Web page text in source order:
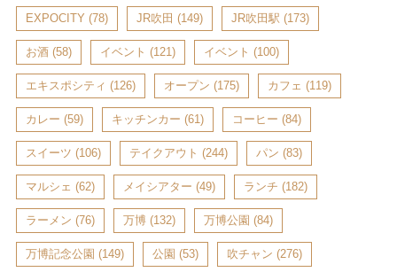
EXPOCITY (78) JR吹田 (149) JR吹田駅 (173)
お酒 (58) イベント (121) イベント (100)
エキスポシティ (126) オープン (175) カフェ (119)
カレー (59) キッチンカー (61) コーヒー (84)
スイーツ (106) テイクアウト (244) パン (83)
マルシェ (62) メイシアター (49) ランチ (182)
ラーメン (76) 万博 (132) 万博公園 (84)
万博記念公園 (149) 公園 (53) 吹チャン (276)